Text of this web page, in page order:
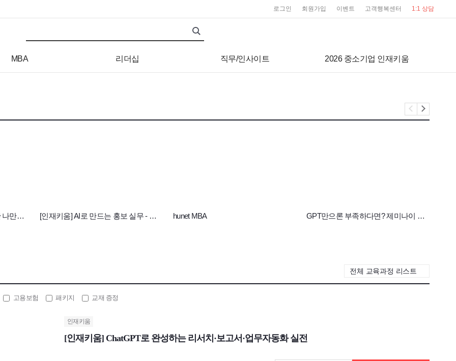
로그인 회원가입 이벤트 고객행복센터 1:1 상담
MBA 리더십 직무/인사이트 2026 중소기업 인재키움
[인재키움] 바이브코딩을 통한 나만의 서비스 개발 [인재키움] AI로 만드는 홍보 실무 - 콘텐츠·이미지·페이지까지 자동화 완성 hunet MBA GPT만으론 부족하다면? 제미나이 실전 활용 전략
전체 교육과정 리스트
고용보험 패키지 교재 증정
인재키움
[인재키움] ChatGPT로 완성하는 리서치·보고서·업무자동화 실전